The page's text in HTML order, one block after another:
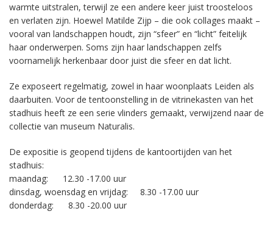
warmte uitstralen, terwijl ze een andere keer juist troosteloos
en verlaten zijn. Hoewel Matilde Zijp – die ook collages maakt –
vooral van landschappen houdt, zijn “sfeer” en “licht” feitelijk
haar onderwerpen. Soms zijn haar landschappen zelfs
voornamelijk herkenbaar door juist die sfeer en dat licht.
Ze exposeert regelmatig, zowel in haar woonplaats Leiden als
daarbuiten. Voor de tentoonstelling in de vitrinekasten van het
stadhuis heeft ze een serie vlinders gemaakt, verwijzend naar de
collectie van museum Naturalis.
De expositie is geopend tijdens de kantoortijden van het
stadhuis:
maandag: 12.30 -17.00 uur
dinsdag, woensdag en vrijdag: 8.30 -17.00 uur
donderdag: 8.30 -20.00 uur